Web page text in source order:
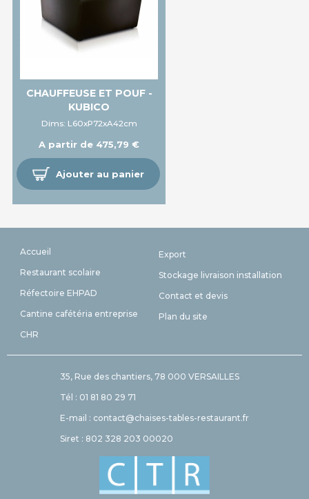
CHAUFFEUSE ET POUF -
KUBICO
Dims: L60xP72xA42cm
A partir de 475,79 €
Ajouter au panier
Accueil
Restaurant scolaire
Réfectoire EHPAD
Cantine cafétéria entreprise
CHR
Export
Stockage livraison installation
Contact et devis
Plan du site
35, Rue des chantiers, 78 000 VERSAILLES
Tél : 01 81 80 29 71
E-mail : contact@chaises-tables-restaurant.fr
Siret : 802 328 203 00020